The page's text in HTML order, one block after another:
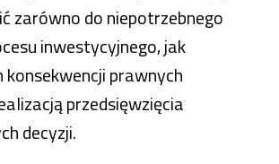
zarówno do niepotrzebnego
inwestycyjnego, jak
konsekwencji prawnych
przedsięwzięcia
decyzji.